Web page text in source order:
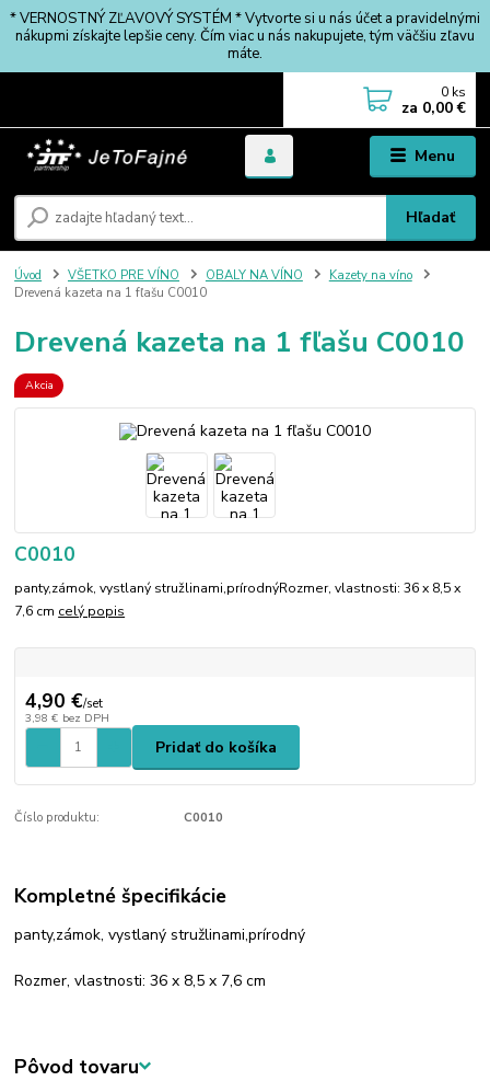
* VERNOSTNÝ ZĽAVOVÝ SYSTÉM * Vytvorte si u nás účet a pravidelnými
nákupmi získajte lepšie ceny. Čím viac u nás nakupujete, tým väčšiu zľavu
máte.
Menu
Hľadať
0 ks
za 0,00 €
Úvod VŠETKO PRE VÍNO OBALY NA VÍNO
Kazety na víno
Drevená kazeta na 1 fľašu C0010
Drevená kazeta na 1 fľašu C0010
Akcia
C0010
panty,zámok, vystlaný stružlinami,prírodnýRozmer, vlastnosti: 36 x 8,5 x
7,6 cm celý popis
4,90 €/set
3,98 € bez DPH
Pridať do košíka
Číslo produktu: C0010
Kompletné špecifikácie
panty,zámok, vystlaný stružlinami,prírodný
Rozmer, vlastnosti: 36 x 8,5 x 7,6 cm
Pôvod tovaru